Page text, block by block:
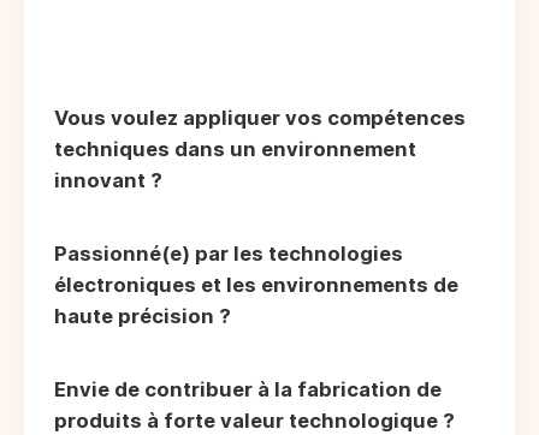
Vous voulez appliquer vos compétences
techniques dans un environnement
innovant ?
Passionné(e) par les technologies
électroniques et les environnements de
haute précision ?
Envie de contribuer à la fabrication de
produits à forte valeur technologique ?